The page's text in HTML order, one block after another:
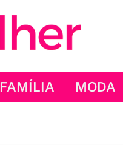
FAMÍLIA MODA